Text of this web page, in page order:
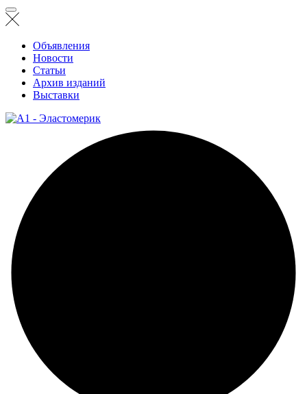
Объявления
Новости
Статьи
Архив изданий
Выставки